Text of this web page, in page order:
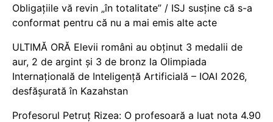
Obligațiile vă revin „în totalitate” / ISJ susține că s-a
conformat pentru că nu a mai emis alte acte
ULTIMĂ ORĂ Elevii români au obținut 3 medalii de
aur, 2 de argint și 3 de bronz la Olimpiada
Internațională de Inteligență Artificială – IOAI 2026,
desfășurată în Kazahstan
Profesorul Petruț Rizea: O profesoară a luat nota 4.90